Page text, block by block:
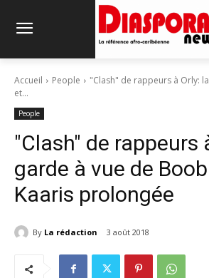
Accueil People
"Clash" de rappeurs à Orly:
et...
People
"Clash" de rappeurs
garde à vue de
Kaaris prolongée
By La rédaction 3 août 2018